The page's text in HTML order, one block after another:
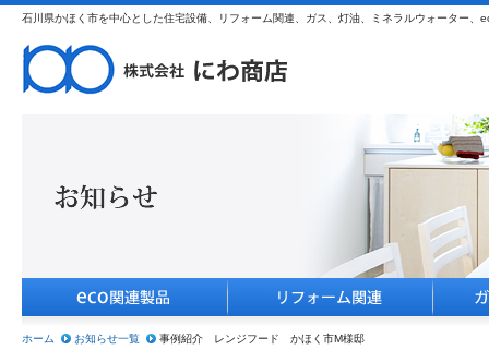
石川県かほく市を中心とした住宅設備、リフォーム関連、ガス、灯油、ミネラルウォーター、
ホーム お知らせ一覧 事例紹介 レンジフード かほく市M様邸